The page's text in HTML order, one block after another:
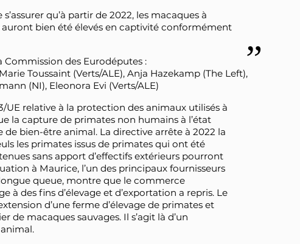
qu’à partir de 2022, les macaques à
bien été élevés en captivité conformément
des Eurodéputes :
Toussaint (Verts/ALE), Anja Hazekamp (The Left),
(NI), Eleonora Evi (Verts/ALE)
UE relative à la protection des animaux utilisés à
la capture de primates non humains à l’état
bien-être animal. La directive arrête à 2022 la
les primates issus de primates qui ont été
sans apport d’effectifs extérieurs pourront
à Maurice, l’un des principaux fournisseurs
queue, montre que le commerce
à des fins d’élevage et d’exportation a repris. Le
d’une ferme d’élevage de primates et
de macaques sauvages. Il s’agit là d’un